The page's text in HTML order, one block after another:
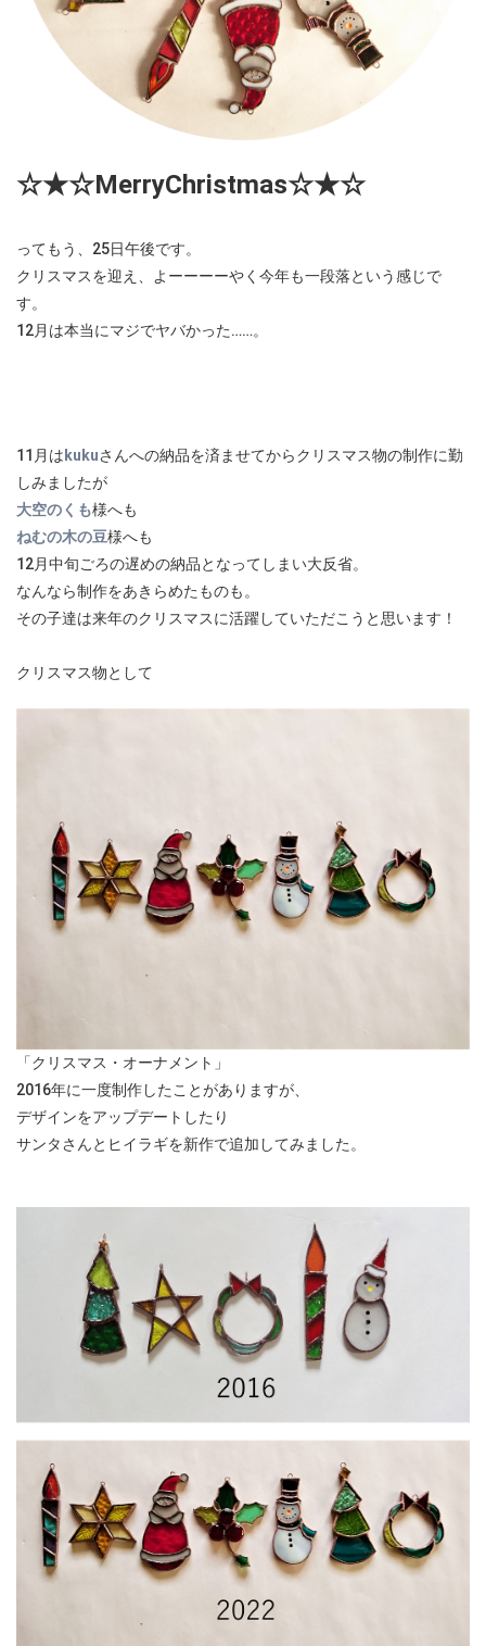
☆★☆MerryChristmas☆★☆
ってもう、25日午後です。
クリスマスを迎え、よーーーーやく今年も一段落という感じで
す。
12月は本当にマジでヤバかった……。
11月は kukuさんへの納品を済ませてからクリスマス物の制作に勤
しみましたが
大空のくも様へも
ねむの木の豆様へも
12月中旬ごろの遅めの納品となってしまい大反省。
なんなら制作をあきらめたものも。
その子達は来年のクリスマスに活躍していただこうと思います！
クリスマス物として
「クリスマス・オーナメント」
2016年に一度制作したことがありますが、
デザインをアップデートしたり
サンタさんとヒイラギを新作で追加してみました。